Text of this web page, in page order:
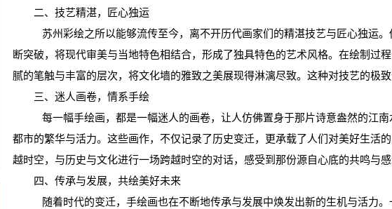
二、技艺精湛，匠心独运
苏州彩绘之所以能够流传至今，离不开历代画家们的精湛技艺与匠心独运
断突破，将现代审美与当地特色相结合，形成了独具特色的艺术风格。在绘制过
腻的笔触与丰富的层次，将文化墙的雅致之美展现得淋漓尽致。这种对技艺的极
三、迷人画卷，情系手绘
每一幅手绘画，都是一幅迷人的画卷，让人仿佛置身于那片诗意盎然的江
都市的繁华与活力。这些画作，不仅记录了历史变迁，更承载了人们对美好生活
越时空，与历史与文化进行一场跨越时空的对话，感受到那份源自心底的共鸣与感
四、传承与发展，共绘美好未来
随着时代的变迁，手绘画也在不断地传承与发展中焕发出新的生机与活力